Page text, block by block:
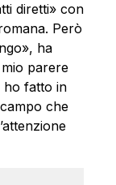
diretti» con
Però
ha
parere
ho fatto in
che